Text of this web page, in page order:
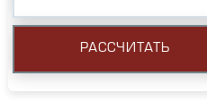
РАССЧИТАТЬ